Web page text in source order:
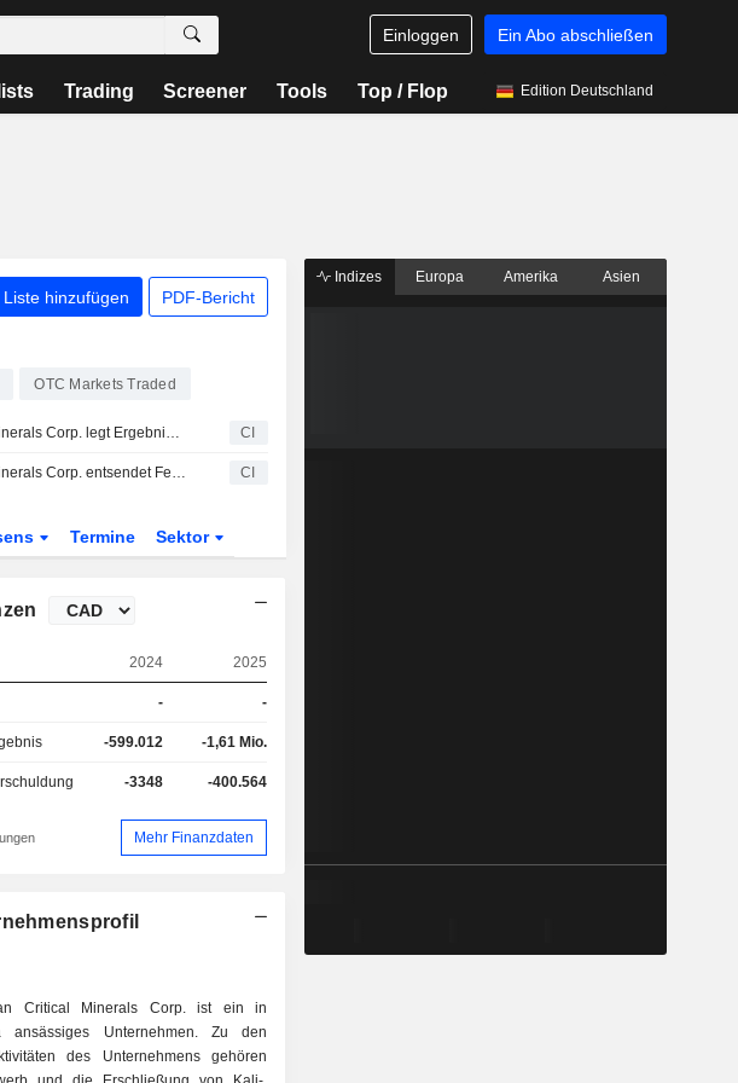
Einloggen Ein Abo abschließen
Trading Screener Tools Top / Flop Edition Deutschland
hinzufügen PDF-Bericht
OTC Markets Traded
American Critical Minerals Corp. legt Ergebniszahlen für das dritte Quartal und die ersten neun Monate bis zum 30. April 2026 vor CI
American Critical Minerals Corp. entsendet Feldteam zum Green-River-Projekt und startet Bau der Bohrplattformen CI
Termine Sektor
2024 2025
- -
-599.012 -1,61 Mio.
-3348 -400.564
Mehr Finanzdaten
Critical Minerals Corp. ist ein in
ansässiges Unternehmen. Zu den
des Unternehmens gehören
Indizes Europa Amerika Asien